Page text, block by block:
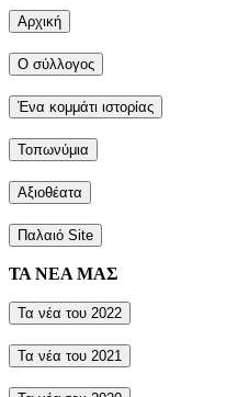
Αρχική
Ο σύλλογος
Ένα κομμάτι ιστορίας
Τοπωνύμια
Αξιοθέατα
Παλαιό Site
ΤΑ ΝΕΑ ΜΑΣ
Τα νέα του 2022
Τα νέα του 2021